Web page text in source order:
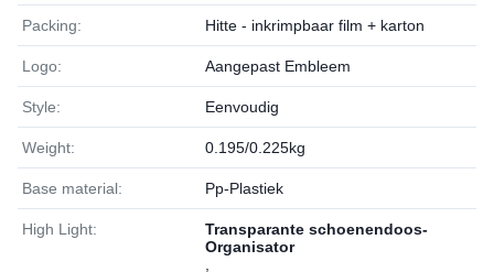
Packing: Hitte - inkrimpbaar film + karton
Logo: Aangepast Embleem
Style: Eenvoudig
Weight: 0.195/0.225kg
Base material: Pp-Plastiek
High Light:
Transparante schoenendoos-
Organisator